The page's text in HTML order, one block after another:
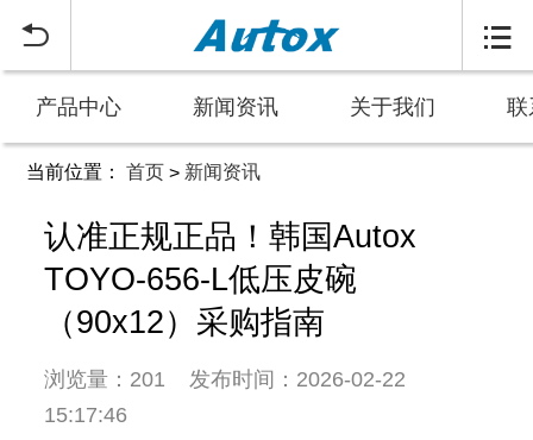
 
产品中心 新闻资讯 关于我们 联
当前位置：首页 > 新闻资讯
认准正规正品！韩国Autox
TOYO-656-L低压皮碗
（90x12）采购指南
浏览量：201
发布时间：2026-02-22
15:17:46